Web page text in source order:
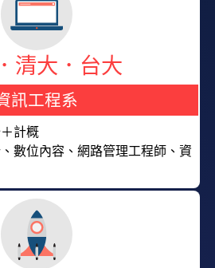
清大．台大
訊工程系
計概
數位內容、網路管理工程師、資